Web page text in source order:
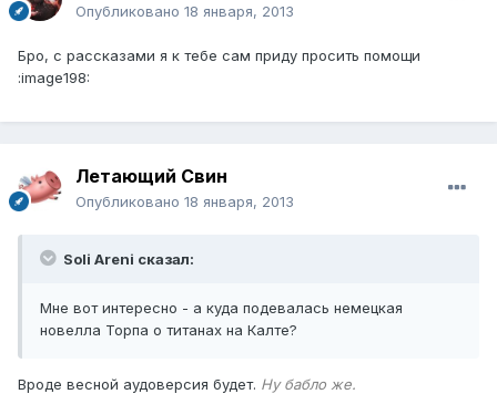
Опубликовано 18 января, 2013
Бро, с рассказами я к тебе сам приду просить помощи
:image198:
Летающий Свин
Опубликовано 18 января, 2013
Soli Areni сказал:
Мне вот интересно - а куда подевалась немецкая
новелла Торпа о титанах на Калте?
Вроде весной аудоверсия будет. Ну бабло же.